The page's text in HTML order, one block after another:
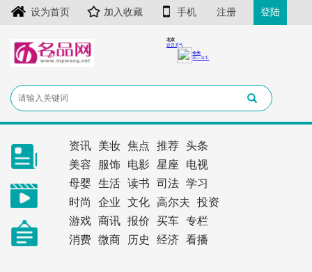
设为首页 加入收藏 手机 注册 登陆
资讯 美妆 焦点 推荐
头条
美容
服饰 电影 星座
电视
母婴
生活 读书 司法
学习
时尚
企业 文化 高尔夫
投资
游戏
商讯 报价 买车
专栏
消费
微商 历史 经济 看播